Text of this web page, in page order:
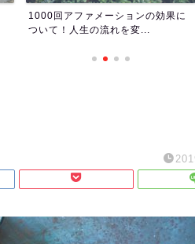
【30代女子へ捧ぐ】ナイトブラの
おすすめ3選！